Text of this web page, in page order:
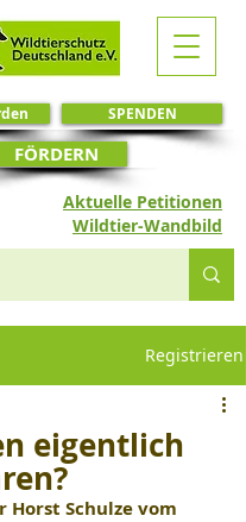
SPENDEN
Aktuelle Petitionen
FÖRDERN
Wildtier-Wandbild
Registrieren
eigentlich
Horst Schulze vom